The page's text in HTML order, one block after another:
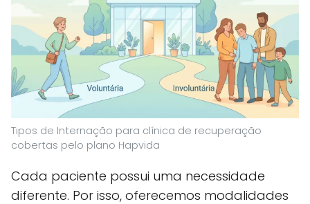
Tipos de Internação para clínica de recuperação
cobertas pelo plano Hapvida
Cada paciente possui uma necessidade
diferente. Por isso, oferecemos modalidades